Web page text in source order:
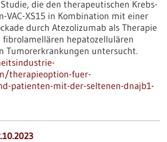
die den therapeutischen Krebs-
VAC-XS15 in Kombination mit einer
durch Atezolizumab als Therapie
hepatozellulären
Tumorerkrankungen untersucht.
therapieoption-fuer-
patienten-mit-der-seltenen-dnajb1-